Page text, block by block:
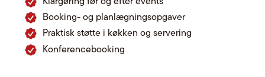
Booking- og planlægningsopgaver
Praktisk støtte i køkken og servering
Konferencebooking